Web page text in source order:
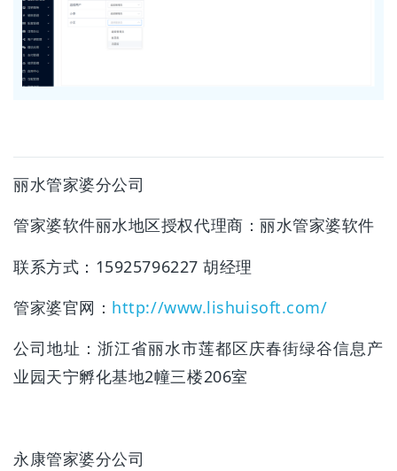
丽水管家婆分公司
管家婆软件丽水地区授权代理商：丽水管家婆软件
联系方式：15925796227 胡经理
管家婆官网： http://www.lishuisoft.com/
公司地址：浙江省丽水市莲都区庆春街绿谷信息产
业园天宁孵化基地2幢三楼206室
永康管家婆分公司